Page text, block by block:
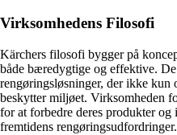
Virksomhedens Filosofi
Kärchers filosofi bygger på
både bæredygtige og effektive.
rengøringsløsninger, der ikke kun
beskytter miljøet. Virksomheden
for at forbedre deres produkter og
fremtidens rengøringsudfordringer.